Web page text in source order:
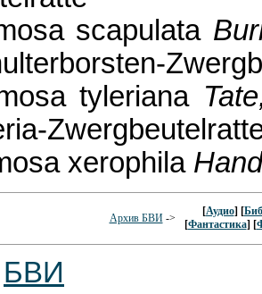
scapulata
tyleriana
xerophila
Архив БВИ->
[Аудио] [
[Фантастика] [
БВИ